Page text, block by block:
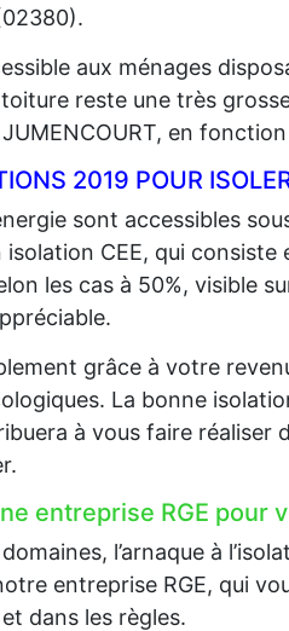
aux ménages
reste une très
en
2019 POUR
sont accessibles
CEE, qui consiste
les cas à 50%, visible
grâce à votre
La bonne
à vous faire réaliser
entreprise RGE pour
l’arnaque à
entreprise RGE, qui
dans les règles.